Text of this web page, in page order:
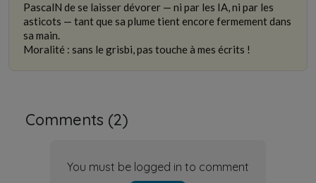
PascalN de se laisser dévorer — ni par les IA, ni par les
asticots — tant que sa plume tient encore fermement dans
sa main.
Moralité : sans le grisbi, pas touche à mes écrits !
Comments (2)
You must be logged in to comment